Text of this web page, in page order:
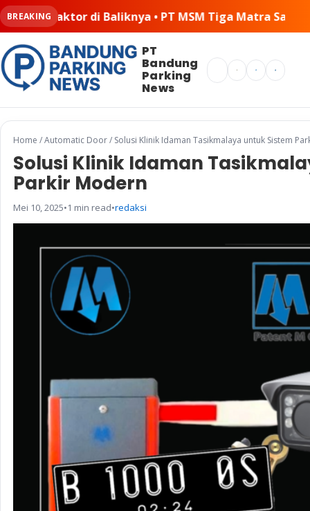
BREAKING Matra Satria: Dinamika Pelaksanaan
PT
Bandung
Parking
News
Search
Home /Automatic Door/ Solusi Klinik Idaman Tasikmalaya untuk Sistem
Solusi Klinik Idaman
Parkir Modern
Mei 10, 2025•1 min read•redaksi